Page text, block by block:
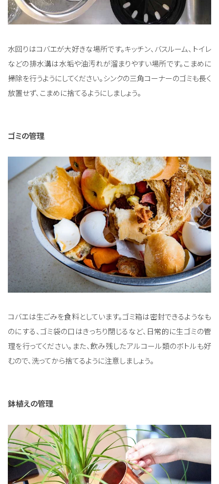
水回りはコバエが大好きな場所です。キッチン、バスルーム、トイレ
などの排水溝は水垢や油汚れが溜まりやすい場所です。こまめに
掃除を行うようにしてください。シンクの三角コーナーのゴミも長く
放置せず、こまめに捨てるようにしましょう。
ゴミの管理
コバエは生ごみを食料としています。ゴミ箱は密封できるようなも
のにする、ゴミ袋の口はきっちり閉じるなど、日常的に生ゴミの管
理を行ってください。また、飲み残したアルコール類のボトルも好
むので、洗ってから捨てるように注意しましょう。
鉢植えの管理